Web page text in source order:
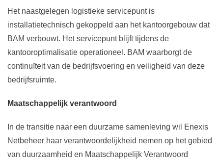
Het naastgelegen logistieke servicepunt is
installatietechnisch gekoppeld aan het kantoorgebouw dat
BAM verbouwt. Het servicepunt blijft tijdens de
kantooroptimalisatie operationeel. BAM waarborgt de
continuïteit van de bedrijfsvoering en veiligheid van deze
bedrijfsruimte.
Maatschappelijk verantwoord
In de transitie naar een duurzame samenleving wil Enexis
Netbeheer haar verantwoordelijkheid nemen op het gebied
van duurzaamheid en Maatschappelijk Verantwoord